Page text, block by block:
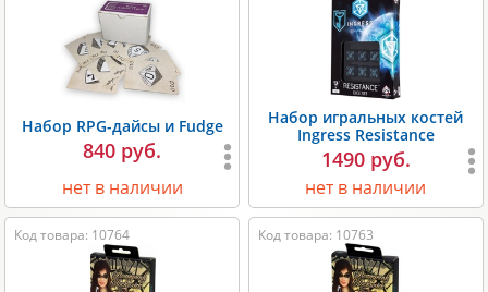
Набор RPG-дайсы и Fudge
840 руб.
нет в наличии
Набор игральных костей
Ingress Resistance
1490 руб.
нет в наличии
Код товара: 10764 Код товара: 10763